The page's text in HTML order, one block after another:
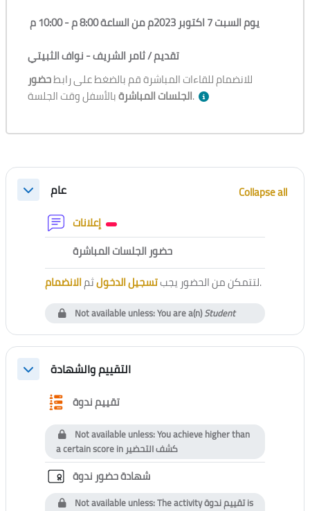
يوم السبت 7 اكتوبر 2023م من الساعة 8:00 م - 10:00 م
تقديم /ثامر الشريف - نواف الثبيتي
للانضمام للقاءات المباشرة قم بالضغط على رابطحضور
الجلسات المباشرةبالأسفل وقت الجلسة.
Section outline
Collapseعام
Collapse all
Forum
حضور الجلسات المباشرةExternal tool
لتتمكن من الحضور يجبتسجيل الدخولثمالانضمام .
Not available unless: You are a(n)Student
Collapseالتقييم والشهادة
تقييم ندوةQuestionnaire
Not available unless: You achieve higher than
a certain score inكشف التحضير
شهادة حضور ندوةCustom certificate
Not available unless: The activityتقييم ندوةis